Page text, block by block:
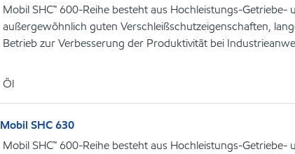
Mobil SHC™ 600-Reihe besteht aus Hochleistungs-Getriebe-
außergewöhnlich guten Verschleißschutzeigenschaften,
Betrieb zur Verbesserung der Produktivität bei
Öl
Mobil SHC 630
Mobil SHC™ 600-Reihe besteht aus Hochleistungs-Getriebe-